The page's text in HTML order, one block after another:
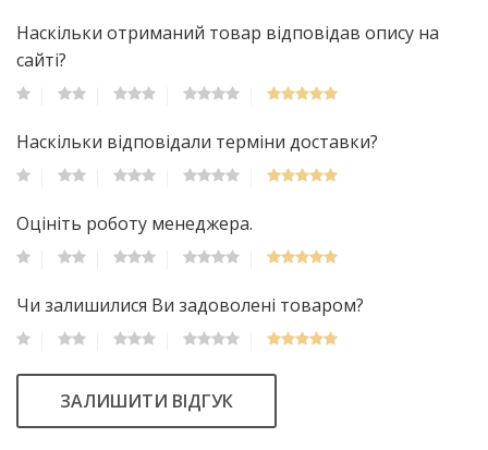
Наскільки отриманий товар відповідав опису на
сайті?
Наскільки відповідали терміни доставки?
Оцініть роботу менеджера.
Чи залишилися Ви задоволені товаром?
ЗАЛИШИТИ ВІДГУК